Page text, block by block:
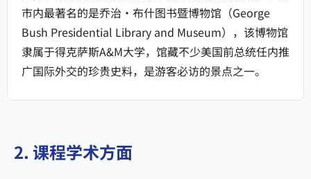
市内最著名的是乔治·布什图书暨博物馆（George
Bush Presidential Library and Museum），该博物馆
隶属于得克萨斯A&M大学，馆藏不少美国前总统任内推
广国际外交的珍贵史料，是游客必访的景点之一。
2. 课程学术方面